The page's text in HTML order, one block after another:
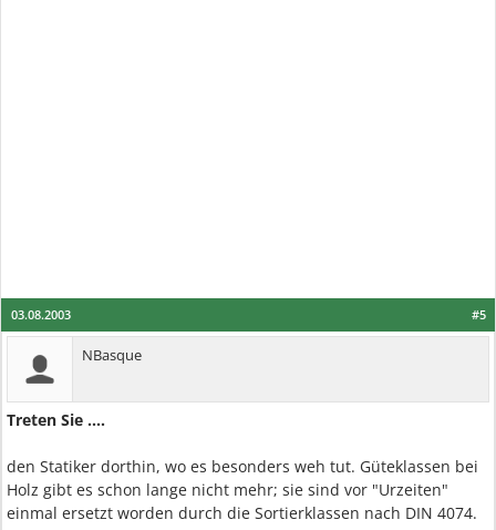
#5
03.08.2003
NBasque
Treten Sie ....
den Statiker dorthin, wo es besonders weh tut. Güteklassen bei
Holz gibt es schon lange nicht mehr; sie sind vor "Urzeiten"
einmal ersetzt worden durch die Sortierklassen nach DIN 4074.